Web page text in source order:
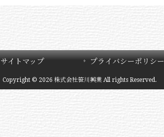
サイトマップ プライバシーポリシー
Copyright © 2026 株式会社笹川興業 All rights Reserved.